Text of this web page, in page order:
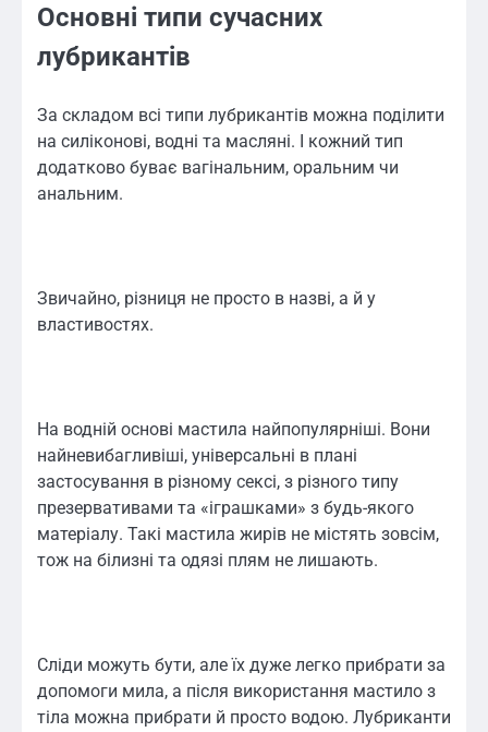
Основні типи сучасних
лубрикантів
За складом всі типи лубрикантів можна поділити
на силіконові, водні та масляні. І кожний тип
додатково буває вагінальним, оральним чи
анальним.
Звичайно, різниця не просто в назві, а й у
властивостях.
На водній основі мастила найпопулярніші. Вони
найневибагливіші, універсальні в плані
застосування в різному сексі, з різного типу
презервативами та «іграшками» з будь-якого
матеріалу. Такі мастила жирів не містять зовсім,
тож на білизні та одязі плям не лишають.
Сліди можуть бути, але їх дуже легко прибрати за
допомоги мила, а після використання мастило з
тіла можна прибрати й просто водою. Лубриканти